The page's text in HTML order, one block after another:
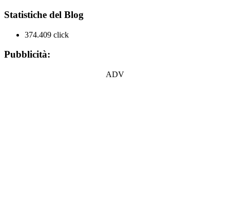
Statistiche del Blog
374.409 click
Pubblicità:
ADV